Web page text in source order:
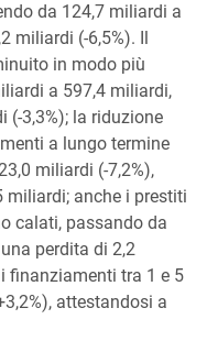
da 124,7 miliardi a
miliardi (-6,5%). Il
in modo più
a 597,4 miliardi,
(-3,3%); la riduzione
a lungo termine
miliardi (-7,2%),
miliardi; anche i prestiti
calati, passando da
perdita di 2,2
finanziamenti tra 1 e 5
attestandosi a